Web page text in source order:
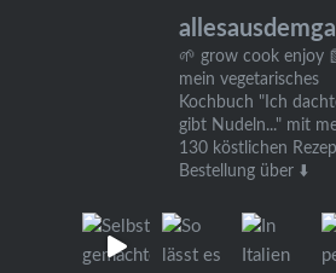
🌱 grow cook enjoy
mein vegetarisches
Kochbuch "Ich
gibt Nudeln..." mit
130 köstlichen
Bestellung über ⬇️